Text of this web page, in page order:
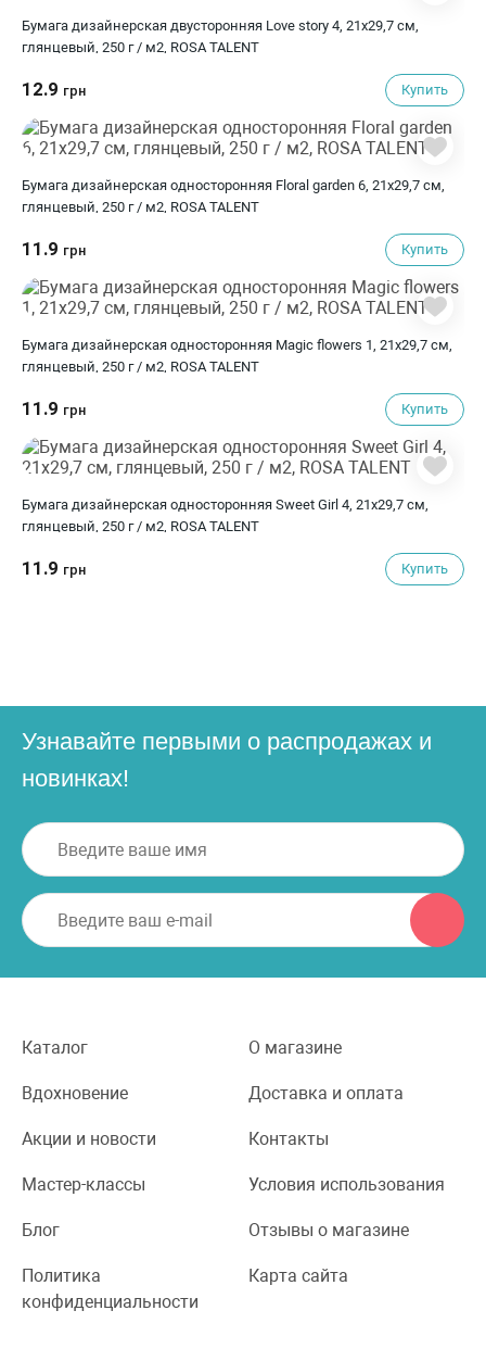
Бумага дизайнерская двусторонняя Love story 4, 21х29,7 см,
глянцевый, 250 г / м2, ROSA TALENT
12.9 грн Купить
Бумага дизайнерская односторонняя Floral garden 6, 21х29,7 см,
глянцевый, 250 г / м2, ROSA TALENT
11.9 грн Купить
Бумага дизайнерская односторонняя Magic flowers 1, 21х29,7 см,
глянцевый, 250 г / м2, ROSA TALENT
11.9 грн Купить
Бумага дизайнерская односторонняя Sweet Girl 4, 21х29,7 см,
глянцевый, 250 г / м2, ROSA TALENT
11.9 грн Купить
Узнавайте первыми о распродажах и
новинках!
Каталог О магазине
Вдохновение Доставка и оплата
Акции и новости Контакты
Мастер-классы Условия использования
Блог Отзывы о магазине
Политика
конфиденциальности
Карта сайта